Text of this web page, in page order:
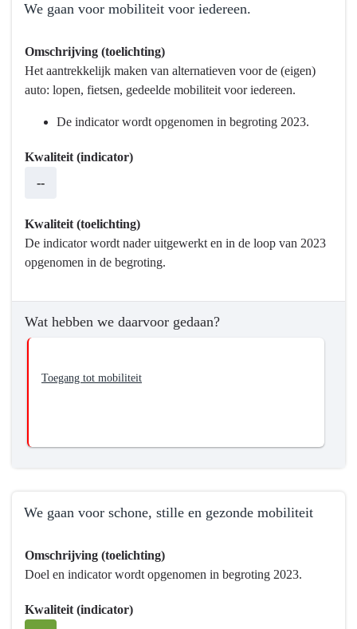
We gaan voor mobiliteit voor iedereen.
naar
navigatie
Programma
Mobiliteitsontwikkeling
bereikt
wat
we
We
iedereen.
Omschrijving (toelichting)
Het aantrekkelijk maken van alternatieven voor de (eigen)
auto: lopen, fietsen, gedeelde mobiliteit voor iedereen.
De indicator wordt opgenomen in begroting 2023.
Kwaliteit (indicator)
--
Kwaliteit (toelichting)
De indicator wordt nader uitgewerkt en in de loop van 2023
opgenomen in de begroting.
Wat hebben we daarvoor gedaan?
Toegang tot mobiliteit
We gaan voor schone, stille en gezonde mobiliteit
naar
navigatie
Programma
Omschrijving (toelichting)
Doel en indicator wordt opgenomen in begroting 2023.
Kwaliteit (indicator)